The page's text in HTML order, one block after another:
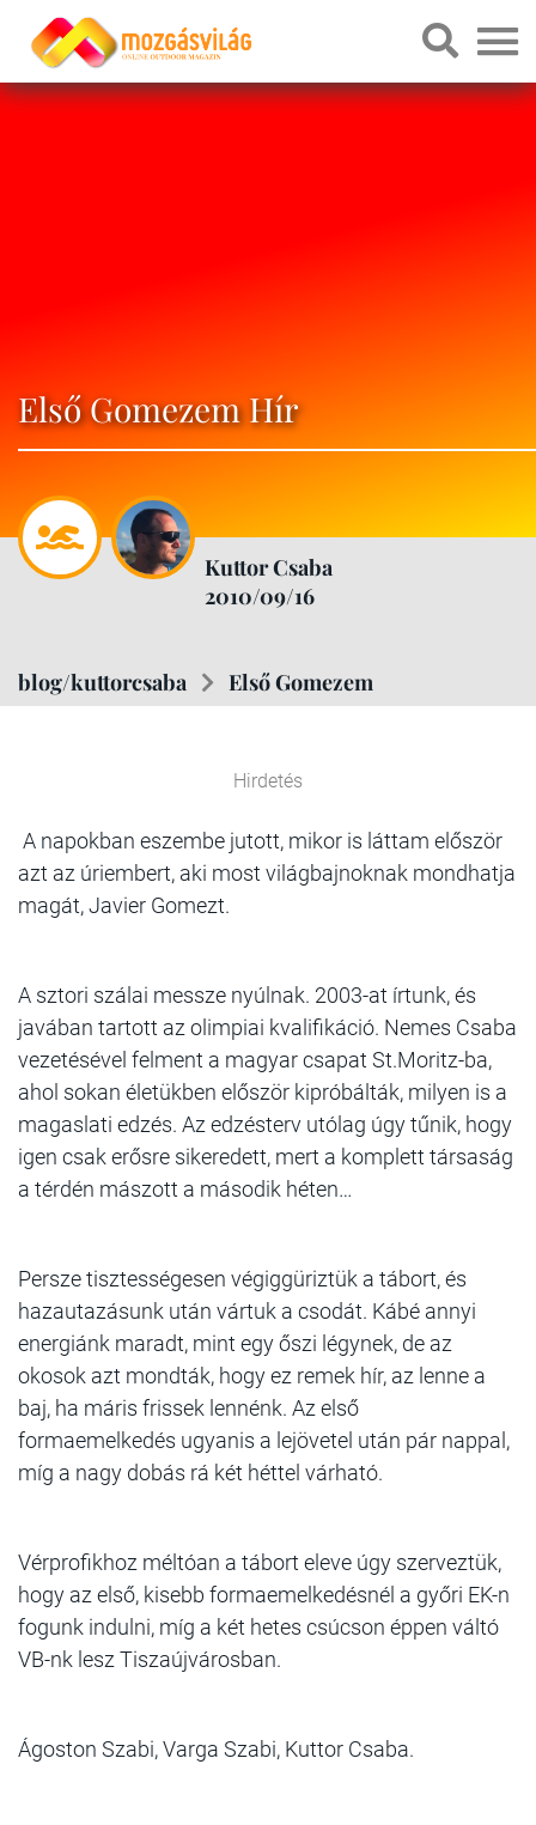
Első Gomezem Hír
Kuttor Csaba
2010/09/16
blog/kuttorcsaba Első Gomezem
Hirdetés
A napokban eszembe jutott, mikor is láttam először
azt az úriembert, aki most világbajnoknak mondhatja
magát, Javier Gomezt.
A sztori szálai messze nyúlnak. 2003-at írtunk, és
javában tartott az olimpiai kvalifikáció. Nemes Csaba
vezetésével felment a magyar csapat St.Moritz-ba,
ahol sokan életükben először kipróbálták, milyen is a
magaslati edzés. Az edzésterv utólag úgy tűnik, hogy
igen csak erősre sikeredett, mert a komplett társaság
a térdén mászott a második héten…
Persze tisztességesen végiggüriztük a tábort, és
hazautazásunk után vártuk a csodát. Kábé annyi
energiánk maradt, mint egy őszi légynek, de az
okosok azt mondták, hogy ez remek hír, az lenne a
baj, ha máris frissek lennénk. Az első
formaemelkedés ugyanis a lejövetel után pár nappal,
míg a nagy dobás rá két héttel várható.
Vérprofikhoz méltóan a tábort eleve úgy szerveztük,
hogy az első, kisebb formaemelkedésnél a győri EK-n
fogunk indulni, míg a két hetes csúcson éppen váltó
VB-nk lesz Tiszaújvárosban.
Ágoston Szabi, Varga Szabi, Kuttor Csaba.